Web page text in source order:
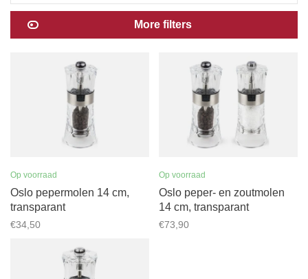
More filters
Op voorraad
Oslo pepermolen 14 cm,
transparant
€34,50
Op voorraad
Oslo peper- en zoutmolen
14 cm, transparant
€73,90